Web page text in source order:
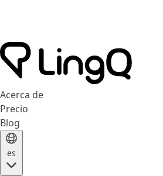
Acerca de
Precio
Blog
es